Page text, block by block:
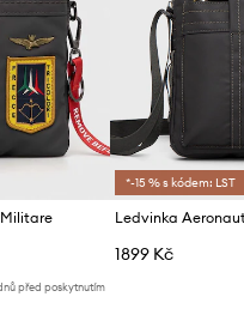
před poskytnutím
*-15 % s kódem: LST
Ledvinka
1899 Kč